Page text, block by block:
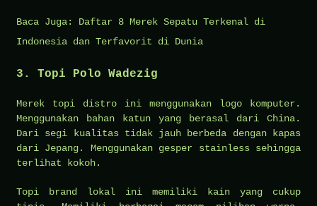
Baca Juga: Daftar 8 Merek Sepatu Terkenal di
Indonesia dan Terfavorit di Dunia
3. Topi Polo Wadezig
Merek topi distro ini menggunakan logo komputer.
Menggunakan bahan katun yang berasal dari China.
Dari segi kualitas tidak jauh berbeda dengan kapas
dari Jepang. Menggunakan gesper stainless sehingga
terlihat kokoh.
Topi brand lokal ini memiliki kain yang cukup